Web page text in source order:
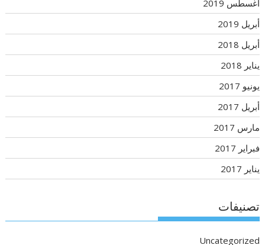
أغسطس 2019
أبريل 2019
أبريل 2018
يناير 2018
يونيو 2017
أبريل 2017
مارس 2017
فبراير 2017
يناير 2017
تصنيفات
Uncategorized